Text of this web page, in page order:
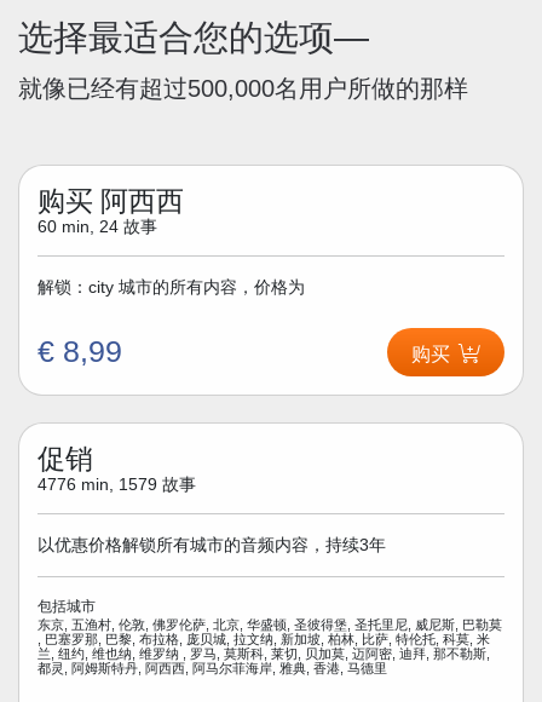
选择最适合您的选项—
就像已经有超过500,000名用户所做的那样
购买 阿西西
60 min, 24 故事
解锁：city 城市的所有内容，价格为
€ 8,99 购买
促销
4776 min, 1579 故事
以优惠价格解锁所有城市的音频内容，持续3年
包括城市
东京, 五渔村, 伦敦, 佛罗伦萨, 北京, 华盛顿, 圣彼得堡, 圣托里尼, 威尼斯, 巴勒莫
, 巴塞罗那, 巴黎, 布拉格, 庞贝城, 拉文纳, 新加坡, 柏林, 比萨, 特伦托, 科莫, 米
兰, 纽约, 维也纳, 维罗纳 , 罗马, 莫斯科, 莱切, 贝加莫, 迈阿密, 迪拜, 那不勒斯,
都灵, 阿姆斯特丹, 阿西西, 阿马尔菲海岸, 雅典, 香港, 马德里